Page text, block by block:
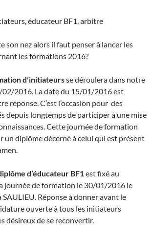
éducateur BF1, arbitre
son nez alors il faut penser à lancer les
les formations 2016?
d’initiateursse déroulera dans notre
2016. La date du 15/01/2016 est
réponse. C’est l’occasion pour des
depuis longtemps de participer à une mise
Cette journée de formation
un diplôme décerné à celui qui est présent
d’éducateur BF1est fixé au
journée de formation le 30/01/2016 le
Réponse à donner avant le
ouverte à tous les initiateurs
désireux de se reconvertir.